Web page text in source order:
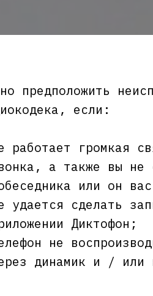
предположить
если:
работает громкая
а также вы не
или он
удается сделать
Диктофон;
не
динамик и / или